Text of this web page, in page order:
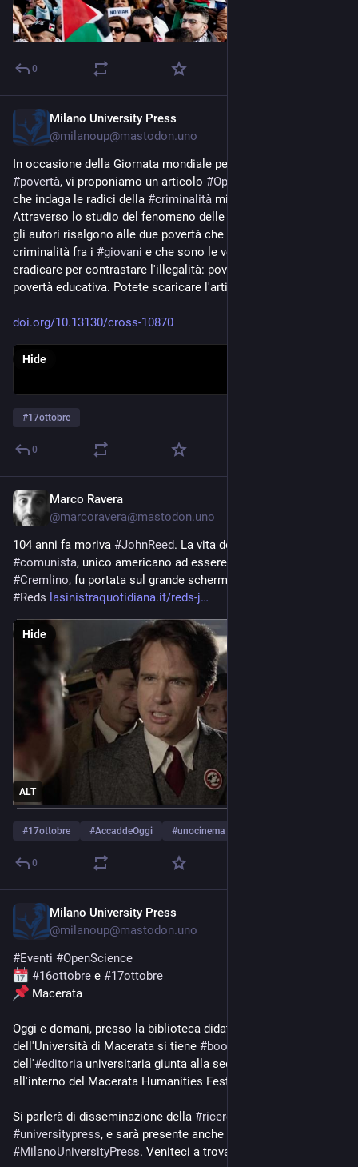
0
Milano University Press
@milanoup@mastodon.uno
#povertà, vi proponiamo un articolo #OpenAccess
che indaga le radici della #criminalità minorile.
Attraverso lo studio del fenomeno delle
gli autori risalgono alle due povertà che gettano i semi della
criminalità fra i #giovani e che sono le vere cause da
eradicare per contrastare l'illegalità: povertà economica e
povertà educativa. Potete scaricare l'articolo qui
doi.org/10.13130/cross-10870
Hide
#17ottobre
0
Marco Ravera
@marcoravera@mastodon.uno
104 anni fa moriva #JohnReed
#comunista
#Cremlino, fu portata sul grande schermo da
#Reds lasinistraquotidiana.it/reds-j
ALT
Hide
#17ottobre #AccaddeOggi #unocinema
0
Milano University Press
@milanoup@mastodon.uno
#Eventi #OpenScience
#16ottobre e #17ottobre
Macerata
Oggi e domani, presso la biblioteca didattica di ateneo
dell'Università di Macerata si tiene #booksup
dell'#editoria universitaria giunta alla seconda edizione,
all'interno del Macerata Humanities Festival.
Si parlerà di disseminazione della #ricerca
#universitypress
#MilanoUniversityPress. Veniteci a trovare!